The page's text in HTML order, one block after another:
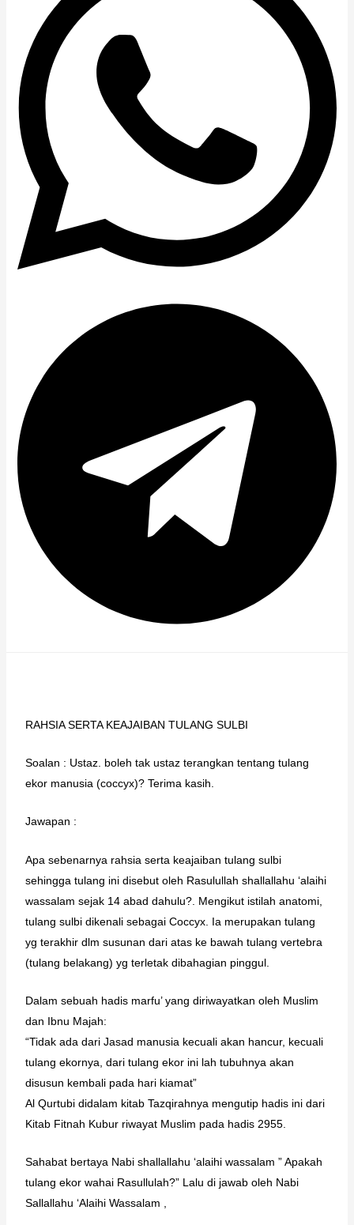
RAHSIA SERTA KEAJAIBAN TULANG SULBI
Soalan : Ustaz. boleh tak ustaz terangkan tentang tulang
ekor manusia (coccyx)? Terima kasih.
Jawapan :
Apa sebenarnya rahsia serta keajaiban tulang sulbi
sehingga tulang ini disebut oleh Rasulullah shallallahu ‘alaihi
wassalam sejak 14 abad dahulu?. Mengikut istilah anatomi,
tulang sulbi dikenali sebagai Coccyx. Ia merupakan tulang
yg terakhir dlm susunan dari atas ke bawah tulang vertebra
(tulang belakang) yg terletak dibahagian pinggul.
Dalam sebuah hadis marfu’ yang diriwayatkan oleh Muslim
dan Ibnu Majah:
“Tidak ada dari Jasad manusia kecuali akan hancur, kecuali
tulang ekornya, dari tulang ekor ini lah tubuhnya akan
disusun kembali pada hari kiamat”
Al Qurtubi didalam kitab Tazqirahnya mengutip hadis ini dari
Kitab Fitnah Kubur riwayat Muslim pada hadis 2955.
Sahabat bertaya Nabi shallallahu ‘alaihi wassalam ” Apakah
tulang ekor wahai Rasullulah?” Lalu di jawab oleh Nabi
Sallallahu ‘Alaihi Wassalam ,